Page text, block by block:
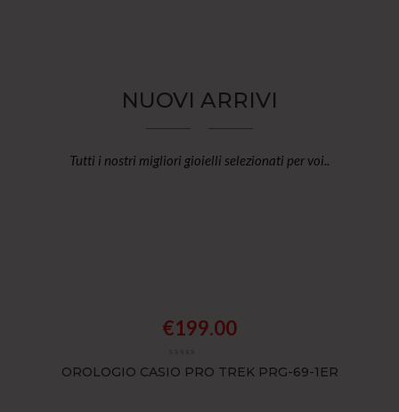
NUOVI ARRIVI
Tutti i nostri migliori gioielli selezionati per voi..
OROLOGIO CASIO PRO TREK PRG-69-1ER
€199.00